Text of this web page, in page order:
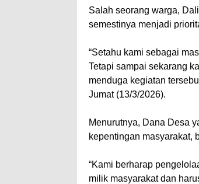
Salah seorang warga,
semestinya menjadi
“Setahu kami sebagai
Tetapi sampai sekarang
menduga kegiatan
Jumat (13/3/2026).
Menurutnya, Dana Desa
kepentingan masyarakat,
“Kami berharap
milik masyarakat dan